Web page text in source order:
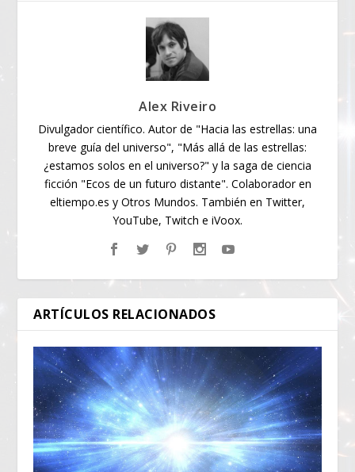
Alex Riveiro
Divulgador científico. Autor de "Hacia las estrellas: una
breve guía del universo", "Más allá de las estrellas:
¿estamos solos en el universo?" y la saga de ciencia
ficción "Ecos de un futuro distante". Colaborador en
eltiempo.es y Otros Mundos. También en Twitter,
YouTube, Twitch e iVoox.
ARTÍCULOS RELACIONADOS